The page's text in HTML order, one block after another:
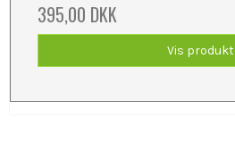
395,00 DKK
Vis produkt